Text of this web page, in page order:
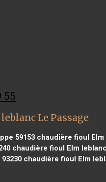
55
Le Passage
59153 chaudière fioul Elm
chaudière fioul Elm
chaudière fioul Elm